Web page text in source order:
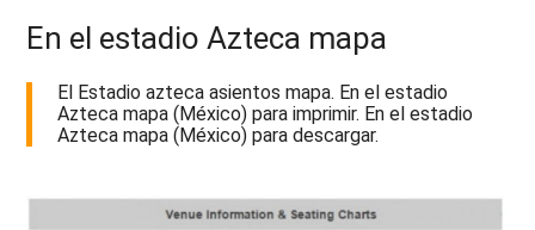
En el estadio Azteca mapa
El Estadio azteca asientos mapa. En el estadio
Azteca mapa (México) para imprimir. En el estadio
Azteca mapa (México) para descargar.